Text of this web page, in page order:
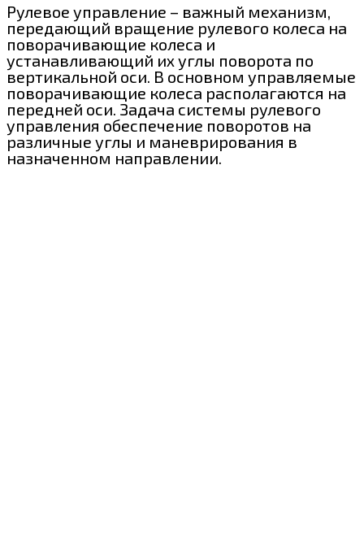
Рулевое управление – важный механизм,
передающий вращение рулевого колеса на
поворачивающие колеса и
устанавливающий их углы поворота по
вертикальной оси. В основном управляемые
поворачивающие колеса располагаются на
передней оси. Задача системы рулевого
управления обеспечение поворотов на
различные углы и маневрирования в
назначенном направлении.